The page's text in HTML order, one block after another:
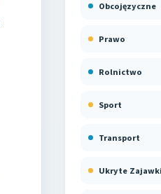
Obcojęzyczne
Prawo
Rolnictwo
Sport
Transport
Ukryte Zajawki